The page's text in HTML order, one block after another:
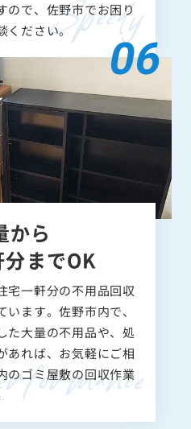
ので、佐野市でお困り
ください。
から
までOK
宅一軒分の不用品回収
ます。佐野市内で、
た大量の不用品や、処
あれば、お気軽にご相
のゴミ屋敷の回収作業